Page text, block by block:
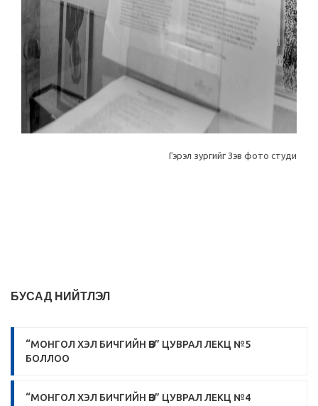
Гэрэл зургийг Зэв фото студи
БУСАД НИЙТЛЭЛ
“МОНГОЛ ХЭЛ БИЧГИЙН ӨВ” ЦУВРАЛ ЛЕКЦ №5
БОЛЛОО
“МОНГОЛ ХЭЛ БИЧГИЙН ӨВ” ЦУВРАЛ ЛЕКЦ №4